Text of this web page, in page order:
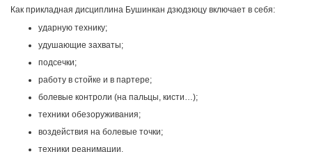
Как прикладная дисциплина Бушинкан дзюдзюцу включает в себя:
ударную технику;
удушающие захваты;
подсечки;
работу в стойке и в партере;
болевые контроли (на пальцы, кисти…);
техники обезоруживания;
воздействия на болевые точки;
техники реанимации.